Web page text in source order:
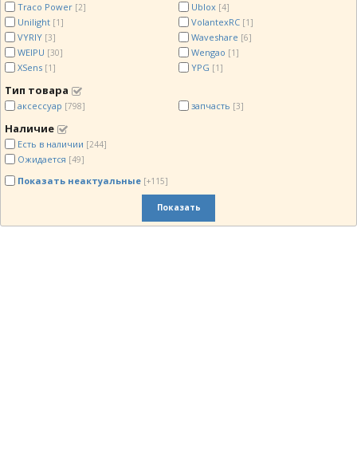
Traco Power [2] Ublox [4]
Unilight [1] VolantexRC [1]
VYRIY [3] Waveshare [6]
WEIPU [30] Wengao [1]
XSens [1] YPG [1]
Тип товара
аксессуар [798] запчасть [3]
Наличие
Есть в наличии [244]
Ожидается [49]
Показать неактуальные [+115]
Показать